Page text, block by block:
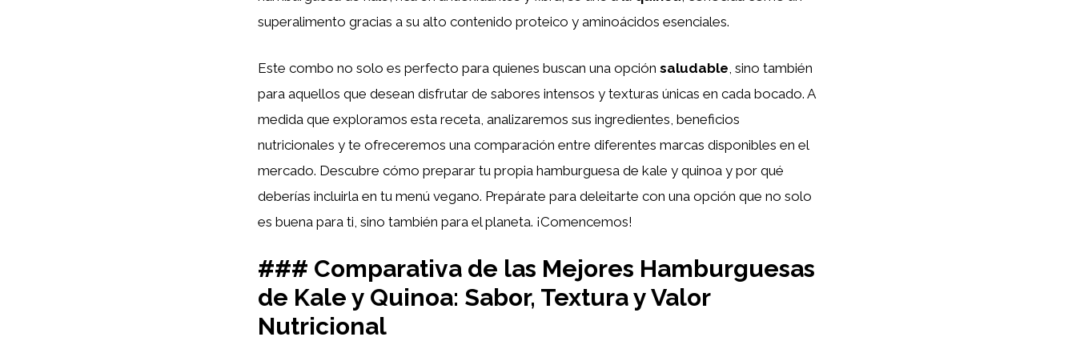
superalimento gracias a su alto contenido proteico y aminoácidos esenciales.
Este combo no solo es perfecto para quienes buscan una opción saludable , sino también
para aquellos que desean disfrutar de sabores intensos y texturas únicas en cada bocado. A
medida que exploramos esta receta, analizaremos sus ingredientes, beneficios
nutricionales y te ofreceremos una comparación entre diferentes marcas disponibles en el
mercado. Descubre cómo preparar tu propia hamburguesa de kale y quinoa y por qué
deberías incluirla en tu menú vegano. Prepárate para deleitarte con una opción que no solo
es buena para ti, sino también para el planeta. ¡Comencemos!
### Comparativa de las Mejores Hamburguesas
de Kale y Quinoa: Sabor, Textura y Valor
Nutricional